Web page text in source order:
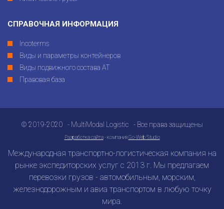
СПРАВОЧНАЯ ИНФОРМАЦИЯ
Incoterms
Виды и параметры контейнеров
Виды подвижного состава АТ
Правовая база
© 2019-2020 - MultiModal Logistic - Все права защищены
Разработка сайта- компанияGo-Web Studio
Международная транспортно-логистическая компания на
рынке экспедиторских услуг с 2013 г. Мы предлагаем
перевозки грузов - автомобильным, морским,
железнодорожным и авиа транспортом в любую точку
мира.